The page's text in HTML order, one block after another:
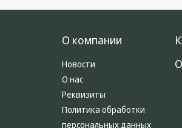
О компании
Новости
О нас
Реквизиты
Политика обработки
персональных данных